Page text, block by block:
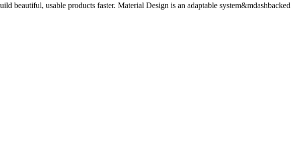
usable products faster. Material Design is an adaptable system&mdashbacked